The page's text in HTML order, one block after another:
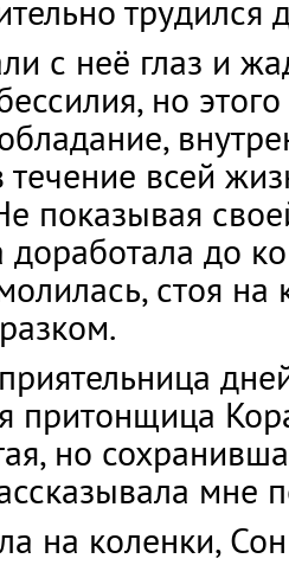
трудился
с неё глаз и
но
всей
показывая
доработала до
стоя на
притонщица
но
мне
на коленки,